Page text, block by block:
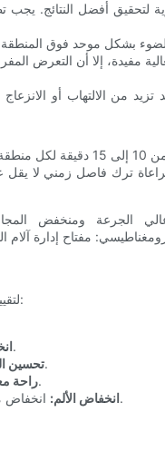
لتحقيق أفضل النتائج. يجب
مفيدة، إلا أن التعرض
تزيد من الالتهاب أو
لتقييم فعالية العلاج بالليزر، راقب العلامات التالية على حصانك:
انخفاض تورم المفاصل وانخفاض الالتهاب.
تحسينزيادة نطاق الحركة وسلاسة المشي.
راحةتحسين الراحة العامة وتقليل علامات عدم الراحة.
انخفاض الألم:انخفاض مستويات الألم، كما يتضح من سلوك الحصان واستجابته.